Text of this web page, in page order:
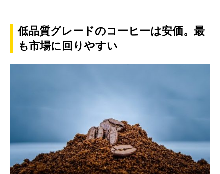
低品質グレードのコーヒーは安価。最
も市場に回りやすい